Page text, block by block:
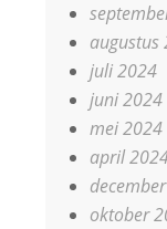
augustus
juli 2024
juni 2024
mei 2024
april
oktober